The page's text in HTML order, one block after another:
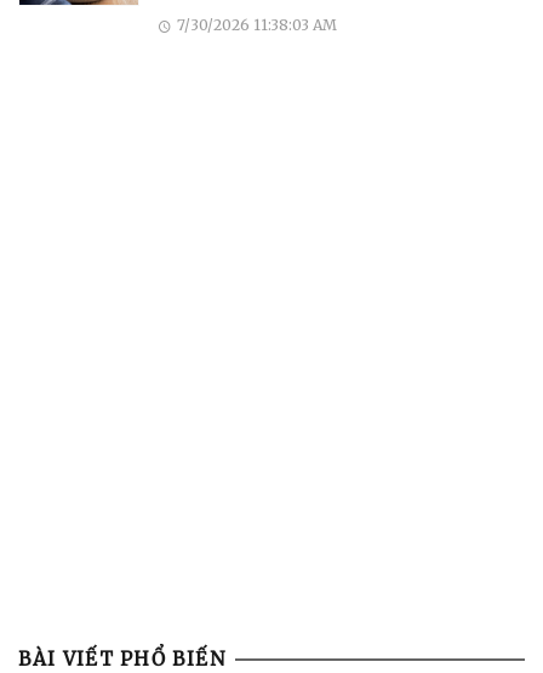
7/30/2026 11:38:03 AM
BÀI VIẾT PHỔ BIẾN